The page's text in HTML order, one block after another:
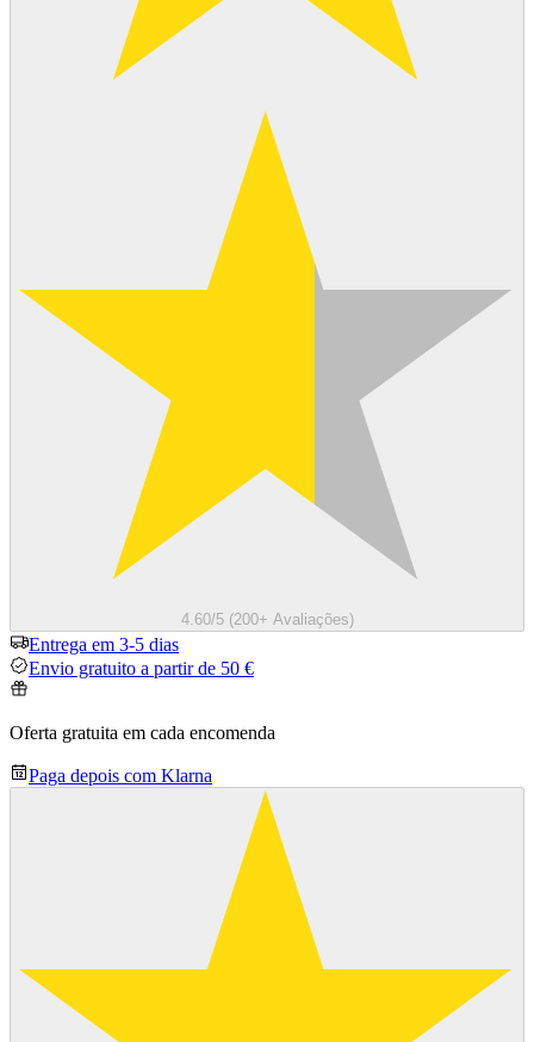
4.60/5 (200+ Avaliações)
Entrega em 3-5 dias
Envio gratuito a partir de 50 €
Oferta gratuita em cada encomenda
Paga depois com Klarna